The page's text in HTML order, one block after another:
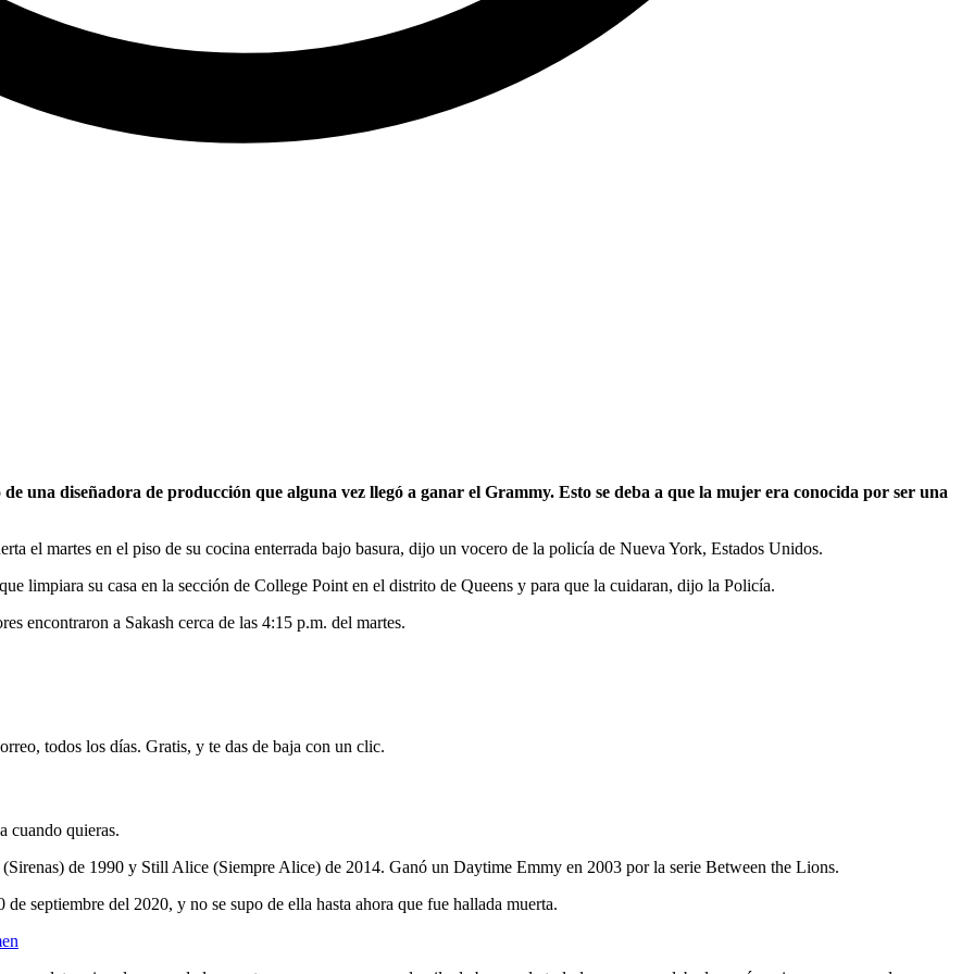
una diseñadora de producción que alguna vez llegó a ganar el Grammy. Esto se deba a que la mujer era conocida por ser una
el martes en el piso de su cocina enterrada bajo basura, dijo un vocero de la policía de Nueva York, Estados Unidos.
limpiara su casa en la sección de College Point en el distrito de Queens y para que la cuidaran, dijo la Policía.
encontraron a Sakash cerca de las 4:15 p.m. del martes.
todos los días. Gratis, y te das de baja con un clic.
cuando quieras.
de 1990 y Still Alice (Siempre Alice) de 2014. Ganó un Daytime Emmy en 2003 por la serie Between the Lions.
septiembre del 2020, y no se supo de ella hasta ahora que fue hallada muerta.